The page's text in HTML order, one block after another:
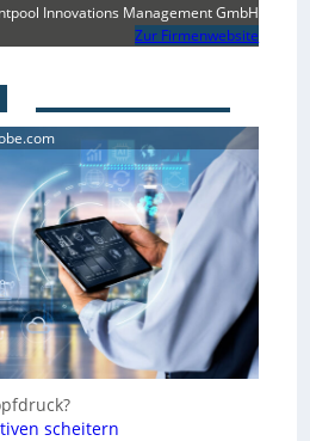
Innovations Management GmbH
Zur Firmenwebsite
scheitern